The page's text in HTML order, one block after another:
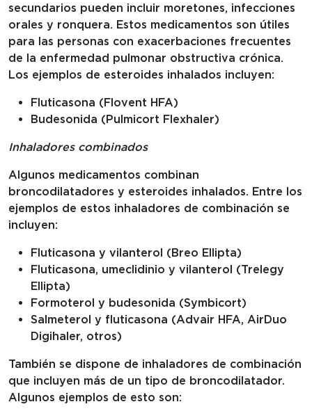
secundarios pueden incluir moretones, infecciones
orales y ronquera. Estos medicamentos son útiles
para las personas con exacerbaciones frecuentes
de la enfermedad pulmonar obstructiva crónica.
Los ejemplos de esteroides inhalados incluyen:
Fluticasona (Flovent HFA)
Budesonida (Pulmicort Flexhaler)
Inhaladores combinados
Algunos medicamentos combinan
broncodilatadores y esteroides inhalados. Entre los
ejemplos de estos inhaladores de combinación se
incluyen:
Fluticasona y vilanterol (Breo Ellipta)
Fluticasona, umeclidinio y vilanterol (Trelegy
Ellipta)
Formoterol y budesonida (Symbicort)
Salmeterol y fluticasona (Advair HFA, AirDuo
Digihaler, otros)
También se dispone de inhaladores de combinación
que incluyen más de un tipo de broncodilatador.
Algunos ejemplos de esto son: